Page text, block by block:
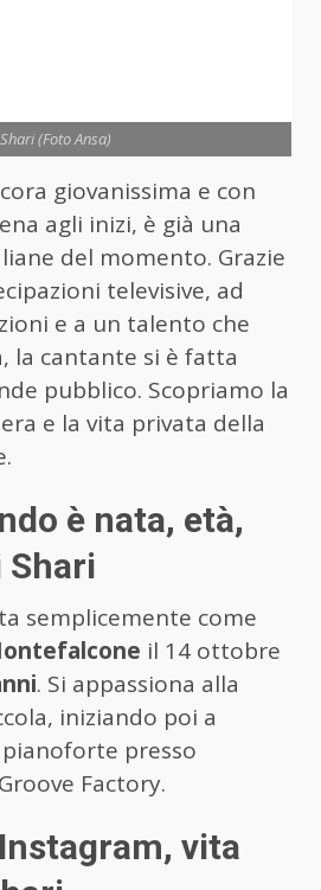
Shari (Foto Ansa)
giovanissima e con
agli inizi, è già una
del momento. Grazie
televisive, ad
e a un talento che
la cantante si è fatta
pubblico. Scopriamo la
e la vita privata della
è nata, età,
Shari
semplicemente come
il 14 ottobre
. Si appassiona alla
iniziando poi a
presso
Factory.
vita